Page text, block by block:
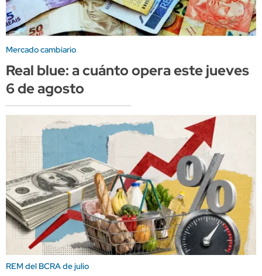
Mercado cambiario
Real blue: a cuánto opera este jueves
6 de agosto
REM del BCRA de julio